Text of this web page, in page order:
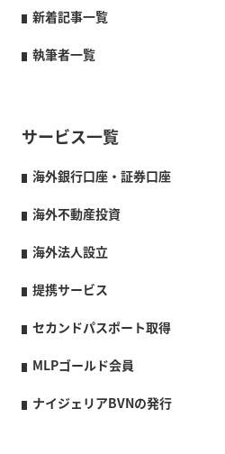
新着記事一覧
執筆者一覧
サービス一覧
海外銀行口座・証券口座
海外不動産投資
海外法人設立
提携サービス
セカンドパスポート取得
MLPゴールド会員
ナイジェリアBVNの発行